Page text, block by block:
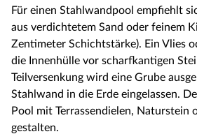
Für einen Stahlwandpool empfiehlt
aus verdichtetem Sand oder feinem
Zentimeter Schichtstärke). Ein Vlies
die Innenhülle vor scharfkantigen
Teilversenkung wird eine Grube
Stahlwand in die Erde eingelassen.
Pool mit Terrassendielen, Naturstein
gestalten.